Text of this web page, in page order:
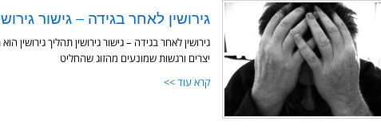
גירושין לאחר בגידה – גישור
גירושין לאחר בגידה – גישור גירושין תהליך גירושין
יצרים ורגשות שמונעים מהזוג שהחליט
קרא עוד >>